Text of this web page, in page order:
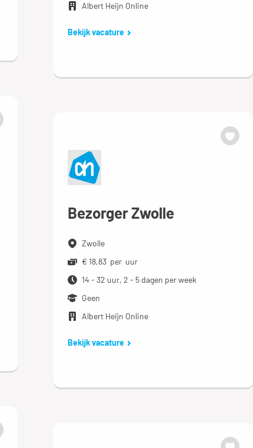
Albert Heijn Online
Bekijk vacature
Bezorger Zwolle
Zwolle
€ 18,83 per uur
14 - 32 uur, 2 - 5 dagen per week
Geen
Albert Heijn Online
Bekijk vacature